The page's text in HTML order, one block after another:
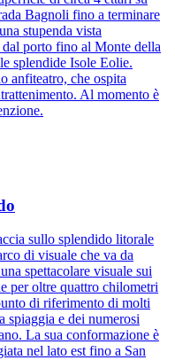
Bagnoli fino a terminare
stupenda vista
porto fino al Monte della
splendide Isole Eolie.
anfiteatro, che ospita
Al momento è
sullo splendido litorale
di visuale che va da
spettacolare visuale sui
per oltre quattro chilometri
di riferimento di molti
spiaggia e dei numerosi
La sua conformazione è
nel lato est fino a San